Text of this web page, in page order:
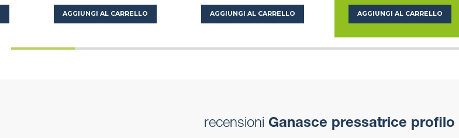
AGGIUNGI AL CARRELLO AGGIUNGI AL CARRELLO AGGIUNGI AL CARRELLO
recensioni Ganasce pressatrice profilo